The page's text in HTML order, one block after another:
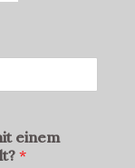
einem
*